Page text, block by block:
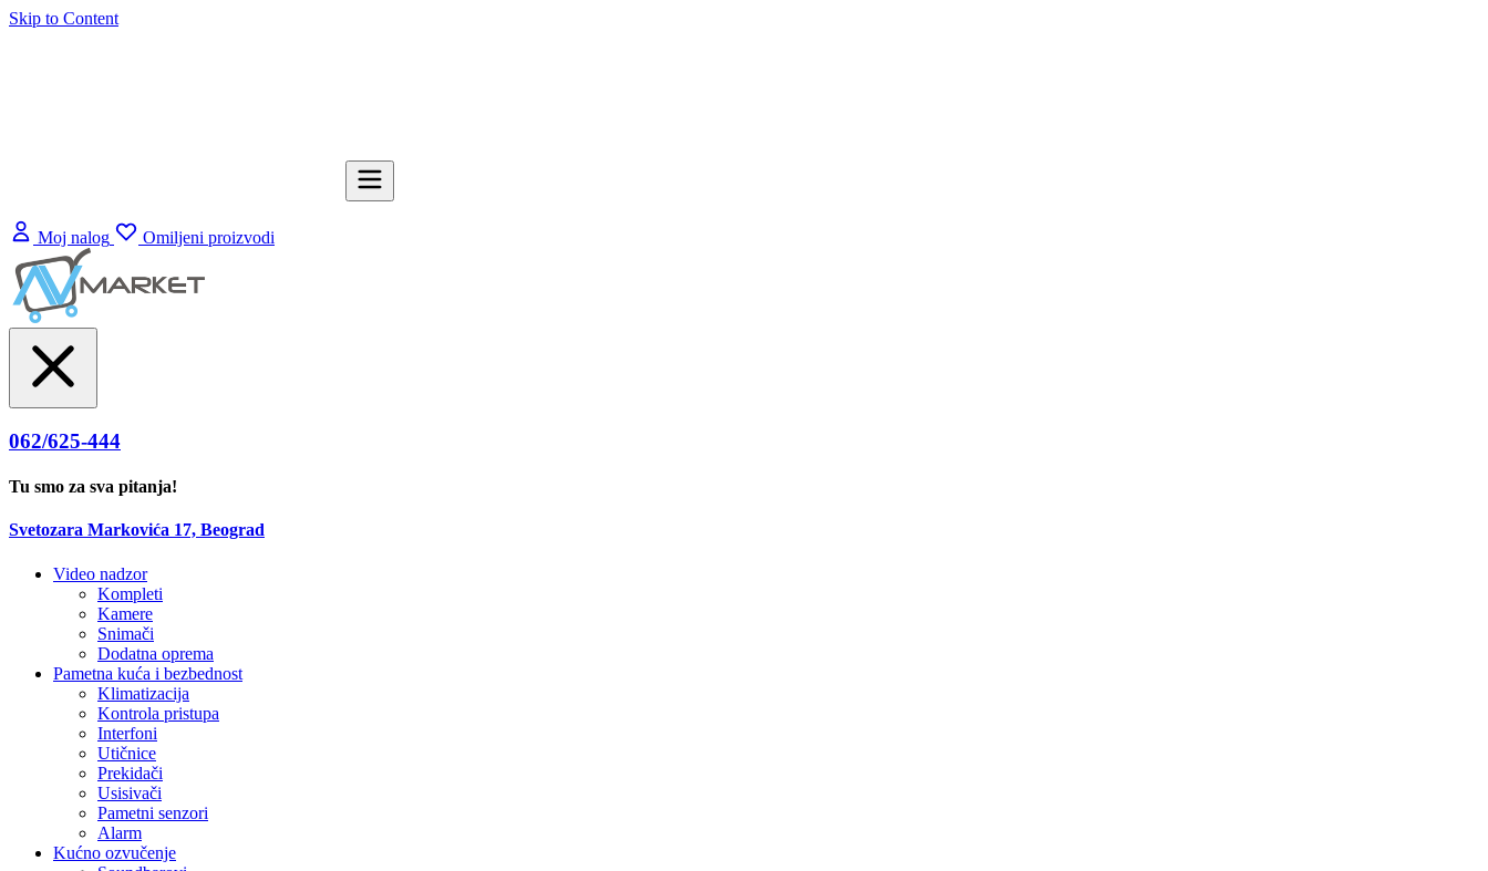
Skip to Content
Moj nalog Omiljeni proizvodi
062/625-444
Tu smo za sva pitanja!
Svetozara Markovića 17, Beograd
Video nadzor
Kompleti
Kamere
Snimači
Dodatna oprema
Pametna kuća i bezbednost
Klimatizacija
Kontrola pristupa
Interfoni
Utičnice
Prekidači
Usisivači
Pametni senzori
Alarm
Kućno ozvučenje